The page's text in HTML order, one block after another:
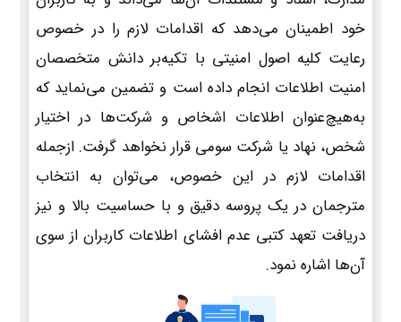
خود اطمینان می‌دهد که اقدامات لازم را در خصوص
رعایت کلیه اصول امنیتی با تکیه‌بر دانش متخصصان
امنیت اطلاعات انجام داده است و تضمین می‌نماید که
به‌هیچ‌عنوان اطلاعات اشخاص و شرکت‌ها در اختیار
شخص، نهاد یا شرکت سومی قرار نخواهد گرفت. ازجمله
اقدامات لازم در این خصوص، می‌توان به انتخاب
مترجمان در یک پروسه دقیق و با حساسیت بالا و نیز
دریافت تعهد کتبی عدم افشای اطلاعات کاربران از سوی
آن‌ها اشاره نمود.